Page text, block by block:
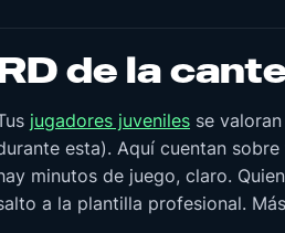
de la
jugadores juveniles se
esta). Aquí cuentan
minutos de juego, claro.
a la plantilla profesional.